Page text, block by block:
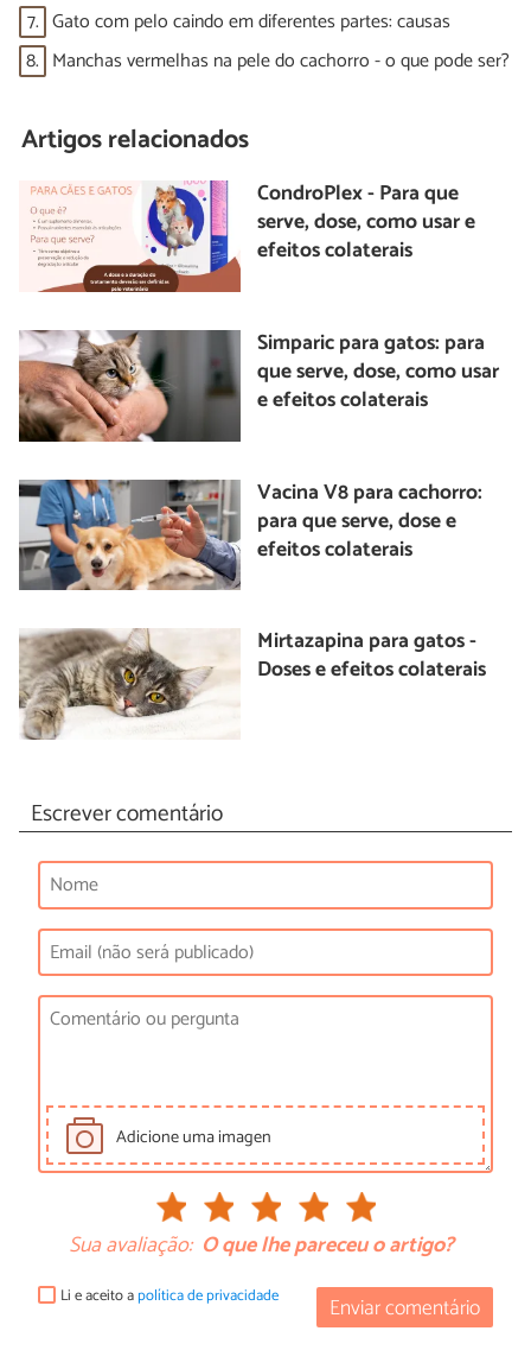
7. Gato com pelo caindo em diferentes partes: causas
8. Manchas vermelhas na pele do cachorro - o que pode ser?
Artigos relacionados
CondroPlex - Para que
serve, dose, como usar e
efeitos colaterais
Simparic para gatos: para
que serve, dose, como usar
e efeitos colaterais
Vacina V8 para cachorro:
para que serve, dose e
efeitos colaterais
Mirtazapina para gatos -
Doses e efeitos colaterais
Escrever comentário
Adicione uma imagen
Sua avaliação: O que lhe pareceu o artigo?
Enviar comentário
Li e aceito apolítica de privacidade